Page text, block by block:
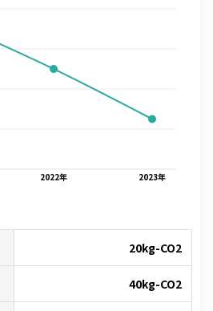
2022年 2023年
20kg-CO2
40kg-CO2